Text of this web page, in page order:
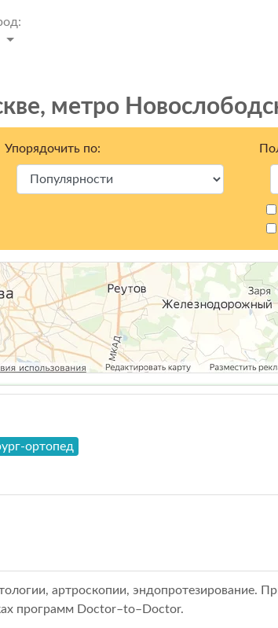
метро
Упорядочить по:
ортопед
артроскопии, эндопротезирование.
программ Doctor–to–Doctor.